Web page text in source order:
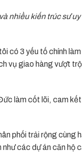
nhiều kiến trúc sưuy
có 3 yếu tố chính
vụ giao hàng vượt
làm cốt lõi, cam kết
phối trải rộng cùng
các dự án căn hộ